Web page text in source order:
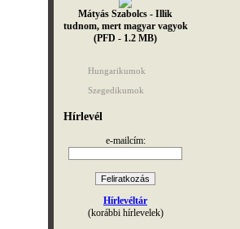
Mátyás Szabolcs - Illik
tudnom, mert magyar vagyok
(PFD - 1.2 MB)
Hungarikumok
Szegedikumok
Hírlevél
e-mailcím:
Hírlevéltár
(korábbi hírlevelek)